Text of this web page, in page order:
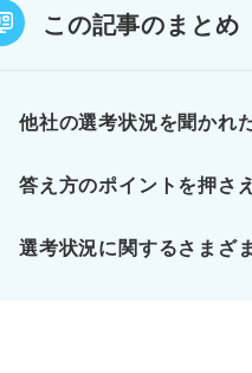
POINT：自分を良く見せる
記事の該当箇所を見る
選考状況を質問されたと
選考状況に関する深掘り
この記事のまとめ
他社の選考状況を聞かれ
答え方のポイントを押さ
選考状況に関するさまざ